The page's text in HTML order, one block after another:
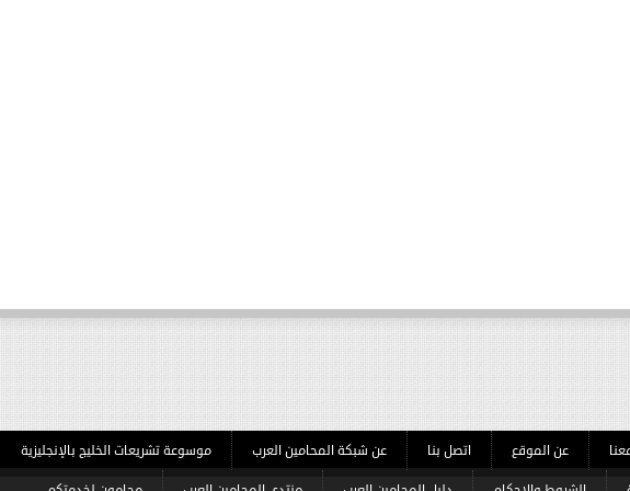
The
عن الموقع اتصل بنا عن شبكة المحامين العرب
موسوعة تشريعات الخليج بالإنجليزية